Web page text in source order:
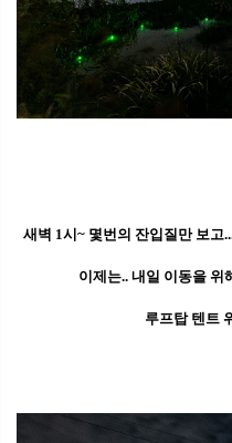
새벽 1시~ 몇번의 잔입질만 보고
이제는.. 내일 이동을 위
루프탑 텐트